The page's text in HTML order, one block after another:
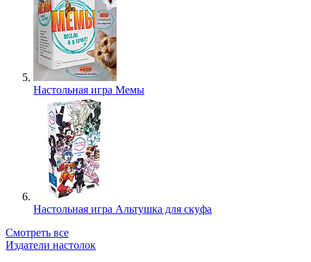
Настольная игра Мемы
Настольная игра Альтушка для скуфа
Смотреть все
Издатели настолок